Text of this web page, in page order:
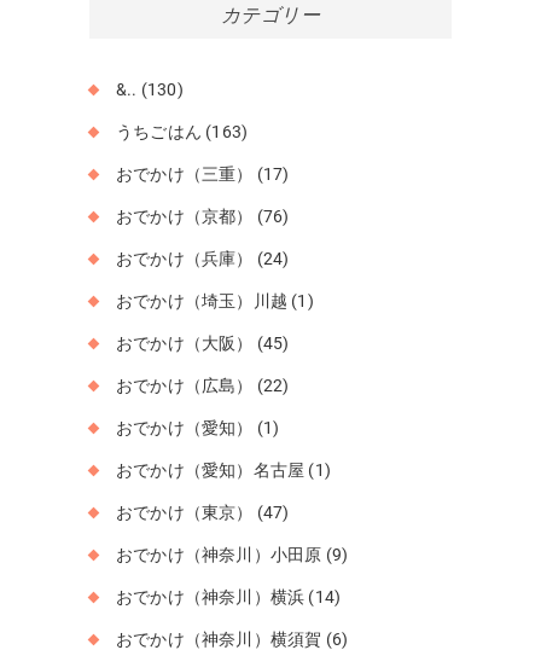
カテゴリー
&.. (130)
うちごはん (163)
おでかけ（三重） (17)
おでかけ（京都） (76)
おでかけ（兵庫） (24)
おでかけ（埼玉）川越 (1)
おでかけ（大阪） (45)
おでかけ（広島） (22)
おでかけ（愛知） (1)
おでかけ（愛知）名古屋 (1)
おでかけ（東京） (47)
おでかけ（神奈川）小田原 (9)
おでかけ（神奈川）横浜 (14)
おでかけ（神奈川）横須賀 (6)